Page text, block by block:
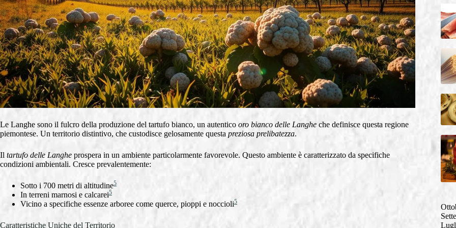
Le Langhe sono il fulcro della produzione del tartufo bianco, un autentico oro bianco delle Langhe che definisce questa regione
piemontese. Un territorio distintivo, che custodisce gelosamente questa preziosa prelibatezza.
Il tartufo delle Langhe prospera in un ambiente particolarmente favorevole. Questo ambiente è caratterizzato da specifiche
condizioni ambientali. Cresce prevalentemente:
Sotto i 700 metri di altitudine5
In terreni marnosi e calcarei5
Vicino a specifiche essenze arboree come querce, pioppi e noccioli5
Caratteristiche Uniche del Territorio